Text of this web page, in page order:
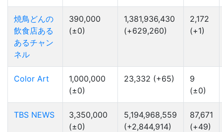
焼鳥どんの
飲食店ある
あるチャン
ネル
390,000
(±0)
1,381,936,430
(+629,260)
2,172
(+1)
Color Art
1,000,000
(±0)
23,332 (+65)
9
(±0)
TBS NEWS
3,350,000
(±0)
5,194,968,559
(+2,844,914)
87,671
(+49)